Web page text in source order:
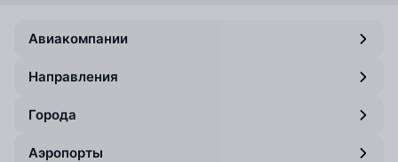
Авиакомпании
Направления
Города
Аэропорты